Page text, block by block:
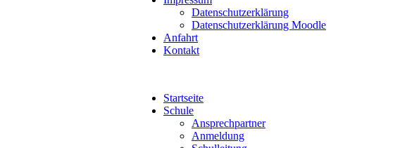
Datenschutzerklärung
Datenschutzerklärung Moodle
Anfahrt
Kontakt
Startseite
Schule
Ansprechpartner
Anmeldung